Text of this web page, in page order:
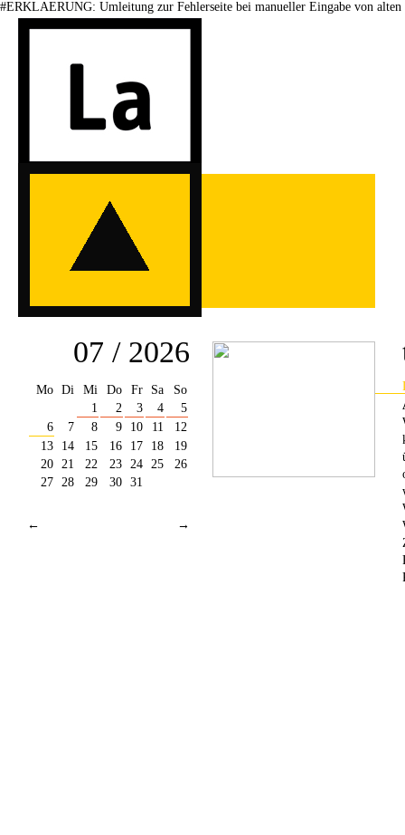
07 / 2026
Mo Di Mi Do Fr Sa
So
1
2 3 4
5
6
7 8 9 10 11
12
13
14 15 16 17 18
19
20 21 22 23 24 25
26
27 28 29 30 31
← →
#ERKLAERUNG: Umleitung zur Fehlerseite bei manueller Eingabe von alten